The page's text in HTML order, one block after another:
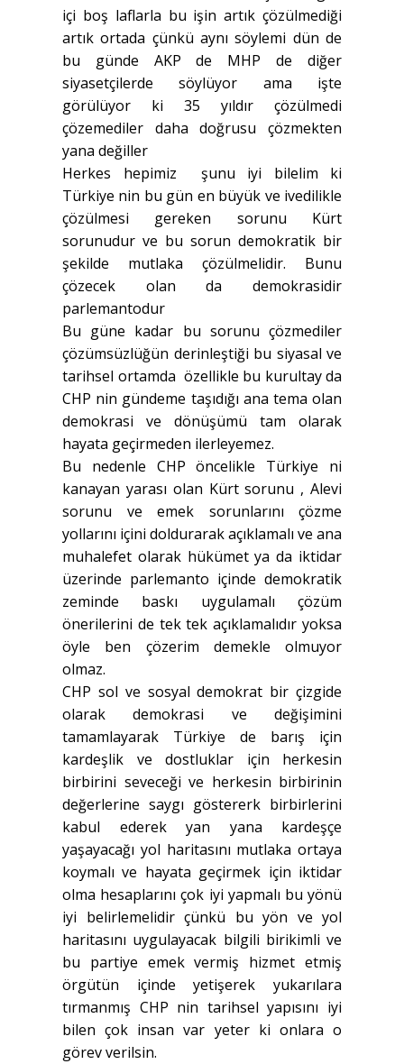
içi boş laflarla bu işin artık çözülmediği
artık ortada çünkü aynı söylemi dün de
bu günde AKP de MHP de diğer
siyasetçilerde söylüyor ama işte
görülüyor ki 35 yıldır çözülmedi
çözemediler daha doğrusu çözmekten
yana değiller
Herkes hepimiz şunu iyi bilelim ki
Türkiye nin bu gün en büyük ve ivedilikle
çözülmesi gereken sorunu Kürt
sorunudur ve bu sorun demokratik bir
şekilde mutlaka çözülmelidir. Bunu
çözecek olan da demokrasidir
parlemantodur
Bu güne kadar bu sorunu çözmediler
çözümsüzlüğün derinleştiği bu siyasal ve
tarihsel ortamda özellikle bu kurultay da
CHP nin gündeme taşıdığı ana tema olan
demokrasi ve dönüşümü tam olarak
hayata geçirmeden ilerleyemez.
Bu nedenle CHP öncelikle Türkiye ni
kanayan yarası olan Kürt sorunu , Alevi
sorunu ve emek sorunlarını çözme
yollarını içini doldurarak açıklamalı ve ana
muhalefet olarak hükümet ya da iktidar
üzerinde parlemanto içinde demokratik
zeminde baskı uygulamalı çözüm
önerilerini de tek tek açıklamalıdır yoksa
öyle ben çözerim demekle olmuyor
olmaz.
CHP sol ve sosyal demokrat bir çizgide
olarak demokrasi ve değişimini
tamamlayarak Türkiye de barış için
kardeşlik ve dostluklar için herkesin
birbirini seveceği ve herkesin birbirinin
değerlerine saygı göstererk birbirlerini
kabul ederek yan yana kardeşçe
yaşayacağı yol haritasını mutlaka ortaya
koymalı ve hayata geçirmek için iktidar
olma hesaplarını çok iyi yapmalı bu yönü
iyi belirlemelidir çünkü bu yön ve yol
haritasını uygulayacak bilgili birikimli ve
bu partiye emek vermiş hizmet etmiş
örgütün içinde yetişerek yukarılara
tırmanmış CHP nin tarihsel yapısını iyi
bilen çok insan var yeter ki onlara o
görev verilsin.